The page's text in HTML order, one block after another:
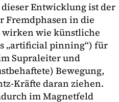
Entwicklung ist der
Fremdphasen in die
wirken wie künstliche
„artificial pinning“) für
Supraleiter und
Bewegung,
Kräfte daran ziehen.
im Magnetfeld